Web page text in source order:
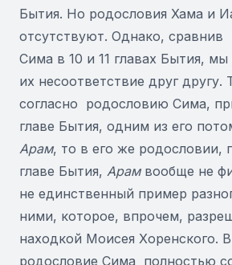
Бытия. Но родословия Хама и
отсутствуют. Однако, сравнив
Сима в 10 и 11 главах Бытия,
их несоответствие друг другу.
согласно родословию Сима,
главе Бытия, одним из его
Арам, то в его же родословии,
главе Бытия, Арамвообще не
не единственный пример
ними, которое, впрочем,
находкой Моисея Хоренского.
родословие Сима полностью